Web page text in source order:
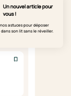
Un nouvel article pour
vous !
astuces pour déposer
son lit sans le réveiller.